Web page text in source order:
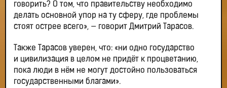
говорить? О том, что правительству необходимо
делать основной упор на ту сферу, где проблемы
стоят острее всего», — говорит Дмитрий Тарасов.
Также Тарасов уверен, что: «ни одно государство
и цивилизация в целом не придёт к процветанию,
пока люди в нём не могут достойно пользоваться
государственными благами».